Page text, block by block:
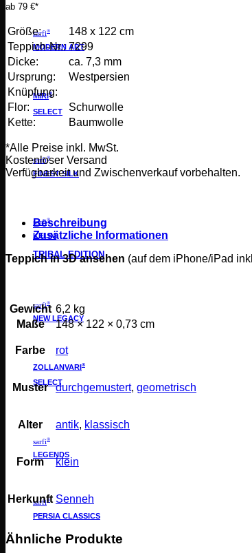
sarfi®
MODERN ART
MIRI®
SELECT
sarfi®
FINEST SILK
sarfi®
KELIM
TRIBAL EDITION
sarfi®
NEW LEGACY
ZOLLANVARI®
SELECT
sarfi®
LEGENDS
sarfi®
PERSIA CLASSICS
ab 79 €*
Größe:
148 x 122 cm
Teppich-Nr.: 7299
Dicke:
ca. 7,3 mm
Ursprung:
Westpersien
Knüpfung:
Flor:
Schurwolle
Kette:
Baumwolle
*Alle Preise inkl. MwSt.
Kostenloser Versand
Verfügbarkeit und Zwischenverkauf vorbehalten.
Beschreibung
Zusätzliche Informationen
Teppich in 3D ansehen (auf dem iPhone/iPad
Gewicht 6,2 kg
Maße
148 × 122 × 0,73 cm
Farbe rot
Muster durchgemustert, geometrisch
Alter antik, klassisch
Form klein
Herkunft Senneh
Ähnliche Produkte